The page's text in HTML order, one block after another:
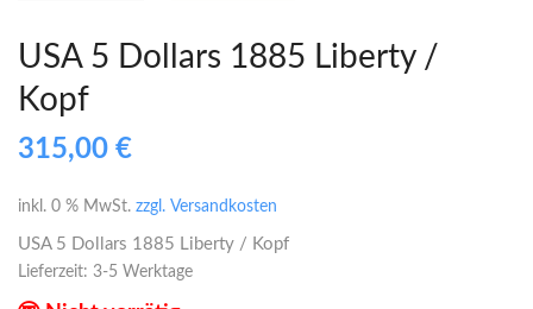
USA 5 Dollars 1885 Liberty /
Kopf
315,00 €
inkl. 0 % MwSt. zzgl. Versandkosten
USA 5 Dollars 1885 Liberty / Kopf
Lieferzeit: 3-5 Werktage